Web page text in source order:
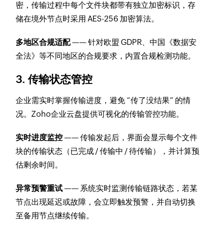
密，传输过程中每个文件块都带有独立加密标识，存
储在境外节点时采用 AES-256 加密算法。
多地区合规适配—— 针对欧盟 GDPR、中国《数据安
全法》等不同地区的合规要求，内置合规检测功能。
3. 传输状态管控
企业需实时掌握传输进度，避免 “传了没结果” 的情
况。Zoho企业云盘提供可视化的传输管控功能。
实时进度监控—— 传输发起后，界面会显示每个文件
块的传输状态（已完成 / 传输中 / 待传输），并计算预
估剩余时间。
异常预警重试—— 系统实时监测传输链路状态，若某
节点出现延迟或故障，会立即触发预警，并自动切换
至备用节点继续传输。